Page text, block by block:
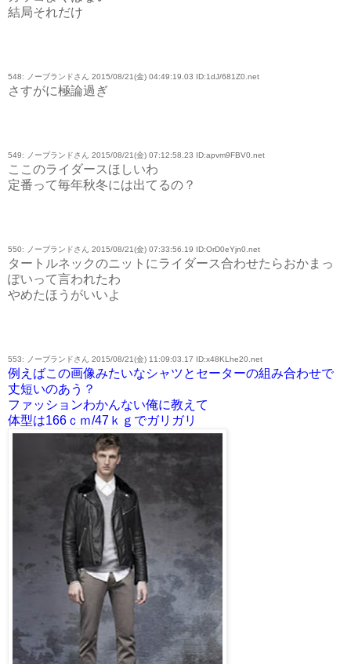
結局それだけ
548: ノーブランドさん 2015/08/21(金) 04:49:19.03 ID:1dJ/681Z0.net
さすがに極論過ぎ
549: ノーブランドさん 2015/08/21(金) 07:12:58.23 ID:apvm9FBV0.net
ここのライダースほしいわ
定番って毎年秋冬には出てるの？
550: ノーブランドさん 2015/08/21(金) 07:33:56.19 ID:OrD0eYjn0.net
タートルネックのニットにライダース合わせたらおかまっ
ぽいって言われたわ
やめたほうがいいよ
553: ノーブランドさん 2015/08/21(金) 11:09:03.17 ID:x48KLhe20.net
例えばこの画像みたいなシャツとセーターの組み合わせで
丈短いのあう？
ファッションわかんない俺に教えて
体型は166ｃｍ/47ｋｇでガリガリ